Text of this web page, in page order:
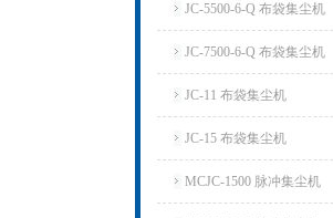
JC-5500-6-Q 布袋集尘机
JC-7500-6-Q 布袋集尘机
JC-11 布袋集尘机
JC-15 布袋集尘机
MCJC-1500 脉冲集尘机